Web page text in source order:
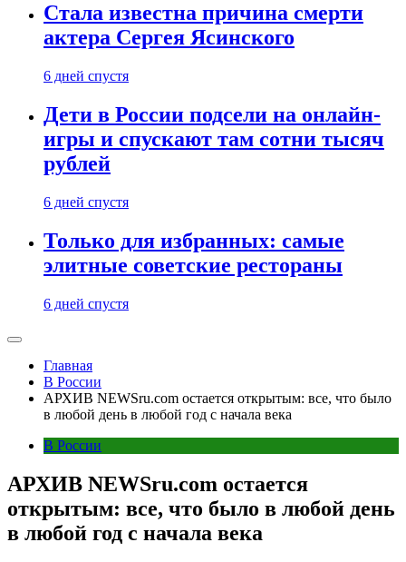
Стала известна причина смерти
актера Сергея Ясинского
6 дней спустя
Дети в России подсели на онлайн-
игры и спускают там сотни тысяч
рублей
6 дней спустя
Только для избранных: самые
элитные советские рестораны
6 дней спустя
Главная
В России
АРХИВ NEWSru.com остается открытым: все, что было
в любой день в любой год с начала века
В России
АРХИВ NEWSru.com остается
открытым: все, что было в любой день
в любой год с начала века